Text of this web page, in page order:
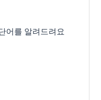
어를 알려드려요